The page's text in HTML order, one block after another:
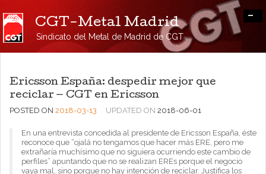
CGT-Metal Madrid
Sindicato del Metal de Madrid de CGT
-
Ericsson España: despedir mejor que
reciclar — CGT en Ericsson
POSTED ON 2018-03-13 UPDATED ON 2018-06-01
En una entrevista concedida al presidente de Ericsson España, éste
reconoce que “ojalá no tengamos que hacer más ERE, pero me
extrañaría muchísimo que no siguiera ocurriendo este cambio de
perfiles” apuntando que no se realizan EREs porque el negocio
vaya mal, sino porque no hay intención de reciclar. Justifica los